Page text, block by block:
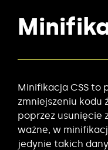
Minifikacja CSS to
zmniejszeniu kodu
poprzez usunięcie
ważne, w
jedynie takich